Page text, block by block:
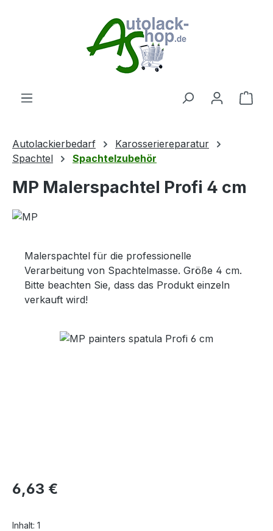
Autolackierbedarf
Karosseriereparatur
Spachtel
Spachtelzubehör
MP Malerspachtel Profi 4 cm
Malerspachtel für die professionelle
Verarbeitung von Spachtelmasse. Größe 4 cm.
Bitte beachten Sie, dass das Produkt einzeln
verkauft wird!
Bildergalerie überspringen
Regulärer Preis:
6,63 €
Inhalt: 1